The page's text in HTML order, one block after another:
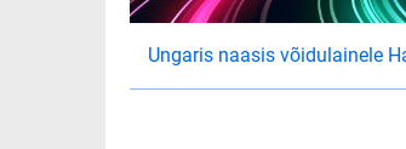
Ungaris naasis võidulainele